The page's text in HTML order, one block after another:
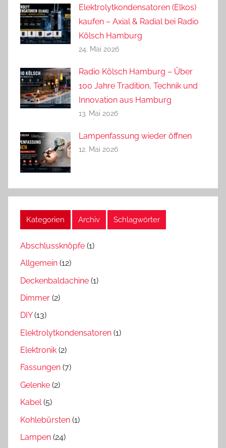
Elektrolytkondensatoren (Elkos)
kaufen – Axial & Radial bei Radio
Kölsch Hamburg
24. Mai 2026
Radio Kölsch Hamburg – Über
100 Jahre Tradition, Technik und
Innovation aus Hamburg
13. Mai 2026
Lampenfassung wieder öffnen
12. Mai 2026
Kategorien Archiv Schlagwörter
Abschlussknöpfe (1)
Allgemein (12)
Deckenbaldachine (1)
Dimmer (2)
DIY(13)
Elektrolytkondensatoren (1)
Elektronik (2)
Fassungen (7)
Gelenke (2)
Kabel(5)
Kohlebürsten (1)
Lampen (24)